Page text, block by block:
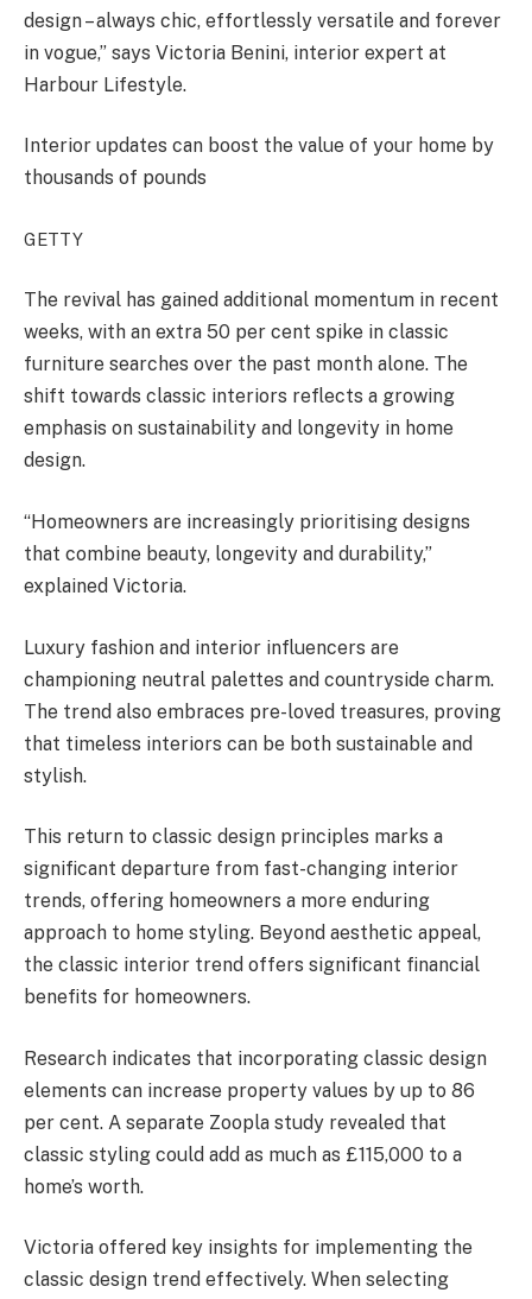
design – always chic, effortlessly versatile and forever
in vogue,” says Victoria Benini, interior expert at
Harbour Lifestyle.
Interior updates can boost the value of your home by
thousands of pounds
GETTY
The revival has gained additional momentum in recent
weeks, with an extra 50 per cent spike in classic
furniture searches over the past month alone. The
shift towards classic interiors reflects a growing
emphasis on sustainability and longevity in home
design.
“Homeowners are increasingly prioritising designs
that combine beauty, longevity and durability,”
explained Victoria.
Luxury fashion and interior influencers are
championing neutral palettes and countryside charm.
The trend also embraces pre-loved treasures, proving
that timeless interiors can be both sustainable and
stylish.
This return to classic design principles marks a
significant departure from fast-changing interior
trends, offering homeowners a more enduring
approach to home styling. Beyond aesthetic appeal,
the classic interior trend offers significant financial
benefits for homeowners.
Research indicates that incorporating classic design
elements can increase property values by up to 86
per cent. A separate Zoopla study revealed that
classic styling could add as much as £115,000 to a
home’s worth.
Victoria offered key insights for implementing the
classic design trend effectively. When selecting